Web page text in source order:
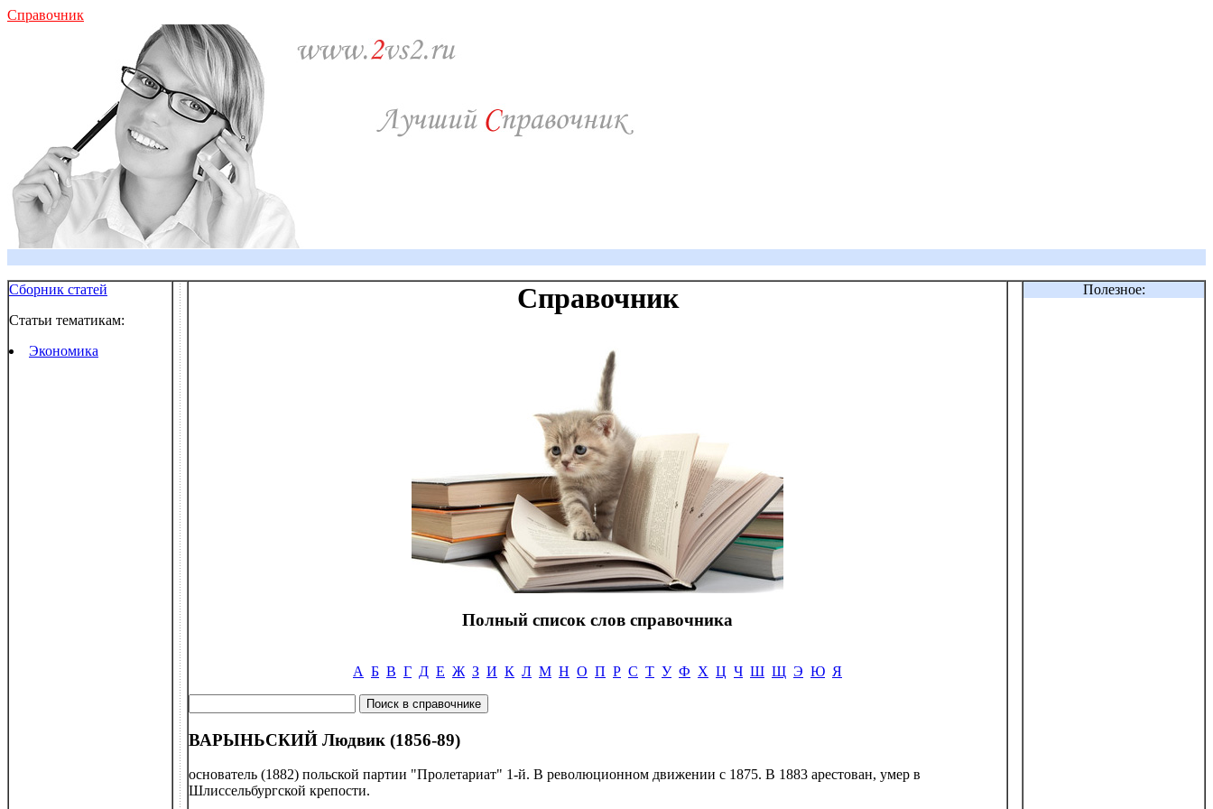
Справочник
Сборник статей
Статьи тематикам:
Экономика
Справочник
Полный список слов справочника
А Б В Г Д Е Ж З И К Л М Н О П Р С Т У Ф Х Ц Ч Ш Щ Э Ю Я
ВАРЫНЬСКИЙ Людвик (1856-89)
основатель (1882) польской партии "Пролетариат" 1-й. В революционном движении с 1875. В 1883 арестован, умер в
Шлиссельбургской крепости.
Полезное: